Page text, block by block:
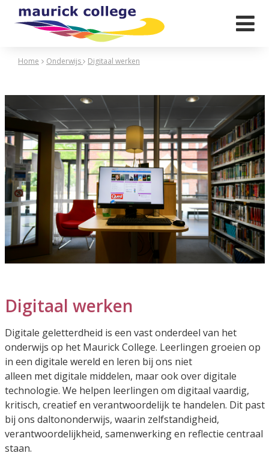

Home Onderwijs Digitaal werken
Digitaal werken
Digitale geletterdheid is een vast onderdeel van het
onderwijs op het Maurick College. Leerlingen groeien op
in een digitale wereld en leren bij ons niet
alleen met digitale middelen, maar ook over digitale
technologie. We helpen leerlingen om digitaal vaardig,
kritisch, creatief en verantwoordelijk te handelen. Dit past
bij ons daltononderwijs, waarin zelfstandigheid,
verantwoordelijkheid, samenwerking en reflectie centraal
staan.